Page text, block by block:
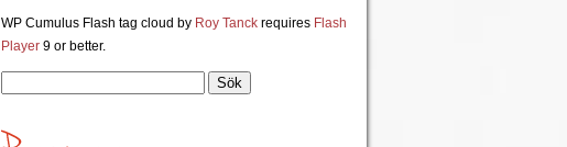
WP Cumulus Flash tag cloud by Roy Tanckrequires Flash
Player9 or better.